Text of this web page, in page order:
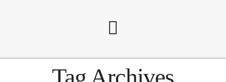
A propos